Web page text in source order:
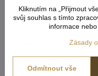
Do košíku vkládejte
atd...) od každého
poznámce v objednávce
potřebujete
Kliknutím na „Přijmout
svůj souhlas s tímto
informace
Zásady
Odmítnout vše